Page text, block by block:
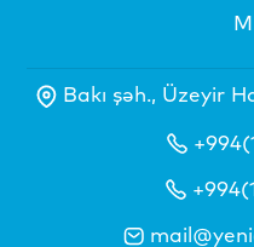
Bakı şəh., Üzeyir